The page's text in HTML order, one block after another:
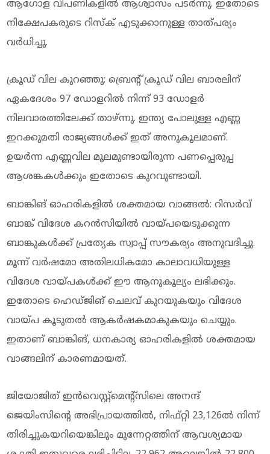
ആഗോള വിപണികളിൽ ആശ്വാസം പടർന്നു. ഇതോടെ
നിക്ഷേപകരുടെ റിസ്‌ക് എടുക്കാനുള്ള താത്പര്യം
വർധിച്ചു.
ക്രൂഡ് വില കുറഞ്ഞു: ബ്രെന്റ് ക്രൂഡ് വില ബാരലിന്
ഏകദേശം 97 ഡോളറിൽ നിന്ന് 93 ഡോളർ
നിലവാരത്തിലേക്ക് താഴ്ന്നു. ഇന്ത്യ പോലുള്ള എണ്ണ
ഇറക്കുമതി രാജ്യങ്ങൾക്ക് ഇത് അനുകൂലമാണ്.
ഉയർന്ന എണ്ണവില മൂലമുണ്ടായിരുന്ന പണപ്പെരുപ്പ
ആശങ്കകൾക്കും ഇതോടെ കുറവുണ്ടായി.
ബാങ്കിങ് ഓഹരികളിൽ ശക്തമായ വാങ്ങൽ: റിസർവ്
ബാങ്ക് വിദേശ കറൻസിയിൽ വായ്പയെടുക്കുന്ന
ബാങ്കുകൾക്ക് പ്രത്യേക സ്വാപ്പ് സൗകര്യം അനുവദിച്ചു.
മൂന്ന് വർഷമോ അതിലധികമോ കാലാവധിയുള്ള
വിദേശ വായ്പകൾക്ക് ഈ ആനുകൂല്യം ലഭിക്കും.
ഇതോടെ ഹെഡ്ജിങ് ചെലവ് കുറയുകയും വിദേശ
വായ്പ കൂടുതൽ ആകർഷകമാകുകയും ചെയ്യും.
ഇതാണ് ബാങ്കിങ്, ധനകാര്യ ഓഹരികളിൽ ശക്തമായ
വാങ്ങലിന് കാരണമായത്.
ജിയോജിത് ഇൻവെസ്റ്റ്മെന്റ്സിലെ അനന്ദ്
ജെയിംസിന്റെ അഭിപ്രായത്തിൽ, നിഫ്റ്റി 23,126ൽ നിന്ന്
തിരിച്ചുകയറിയെങ്കിലും മുന്നേറ്റത്തിന് ആവശ്യമായ